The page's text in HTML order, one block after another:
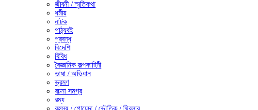
জীবনী / স্মৃতিকথা
ধর্মীয়
নাটক
পাঠ্যবই
প্রবন্ধ
বিদেশি
বিবিধ
বৈজ্ঞানিক কল্পকাহিনী
ভাষা / অভিধান
ভ্রমণ
রচনা সমগ্র
রম্য
রহস্য / গোয়েন্দা / ভৌতিক / থ্রিলার